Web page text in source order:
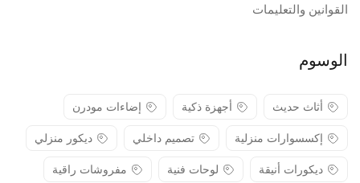
القوانين والتعليمات
الوسوم
أثاث حديث أجهزة ذكية
إضاءات مودرن
إكسسوارات منزلية
تصميم داخلي
ديكور منزلي
ديكورات أنيقة
لوحات فنية مفروشات راقية